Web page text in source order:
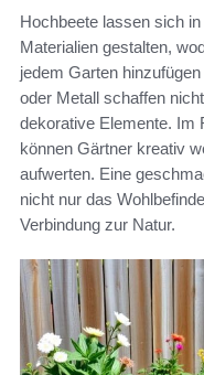
Hochbeete lassen sich
Materialien gestalten,
jedem Garten
oder Metall schaffen
dekorative Elemente. Im
können Gärtner kreativ
aufwerten. Eine
nicht nur das
Verbindung zur Natur.